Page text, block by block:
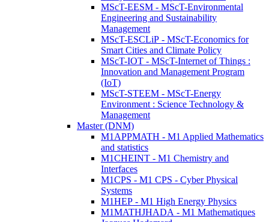
MScT-EESM - MScT-Environmental
Engineering and Sustainability
Management
MScT-ESCLiP - MScT-Economics for
Smart Cities and Climate Policy
MScT-IOT - MScT-Internet of Things :
Innovation and Management Program
(IoT)
MScT-STEEM - MScT-Energy
Environment : Science Technology &
Management
Master (DNM)
M1APPMATH - M1 Applied Mathematics
and statistics
M1CHEINT - M1 Chemistry and
Interfaces
M1CPS - M1 CPS - Cyber Physical
Systems
M1HEP - M1 High Energy Physics
M1MATHJHADA - M1 Mathematiques